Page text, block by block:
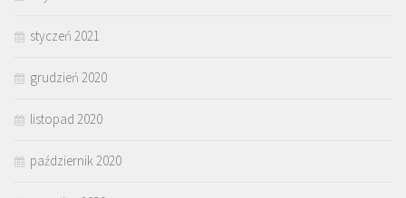
styczeń 2021
grudzień 2020
listopad 2020
październik 2020